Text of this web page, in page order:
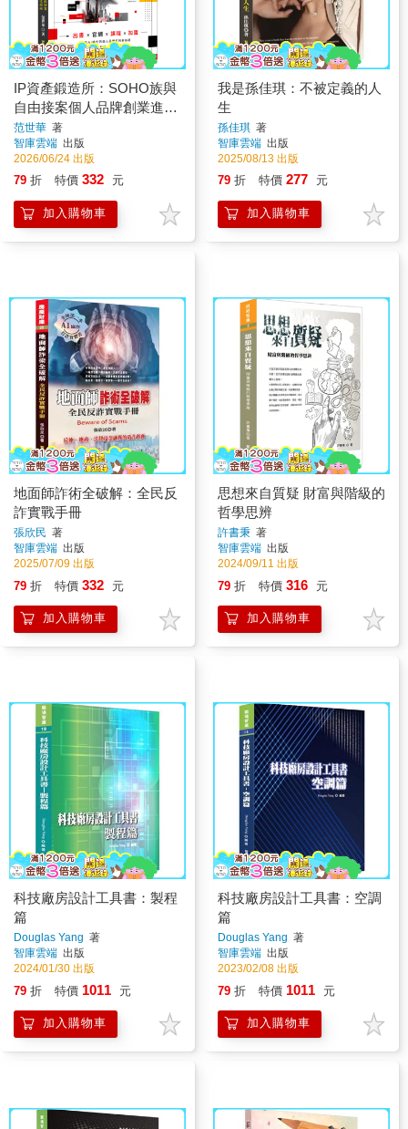
IP資產鍛造所：SOHO族與
自由接案個人品牌創業進化
指南
范世華 著
智庫雲端 出版
2026/06/24 出版
79 折 特價 332 元
加入購物車
我是孫佳琪：不被定義的人
生
孫佳琪 著
智庫雲端 出版
2025/08/13 出版
79 折 特價 277 元
加入購物車
地面師詐術全破解：全民反
詐實戰手冊
張欣民 著
智庫雲端 出版
2025/07/09 出版
79 折 特價 332 元
加入購物車
思想來自質疑 財富與階級的
哲學思辨
許書秉 著
智庫雲端 出版
2024/09/11 出版
79 折 特價 316 元
加入購物車
科技廠房設計工具書：製程
篇
Douglas Yang 著
智庫雲端 出版
2024/01/30 出版
79 折 特價 1011 元
加入購物車
科技廠房設計工具書：空調
篇
Douglas Yang 著
智庫雲端 出版
2023/02/08 出版
79 折 特價 1011 元
加入購物車